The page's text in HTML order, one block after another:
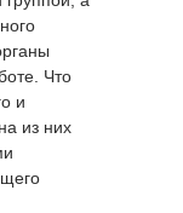
Что
и
из них